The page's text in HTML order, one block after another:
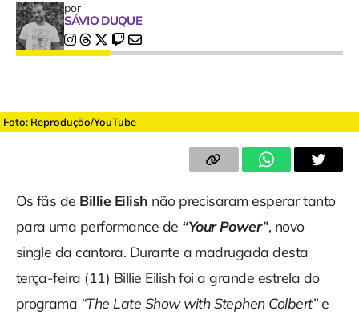
por
SÁVIO DUQUE
Foto: Reprodução/YouTube
Os fãs de Billie Eilish não precisaram esperar tanto
para uma performance de “Your Power”, novo
single da cantora. Durante a madrugada desta
terça-feira (11) Billie Eilish foi a grande estrela do
programa “The Late Show with Stephen Colbert”e